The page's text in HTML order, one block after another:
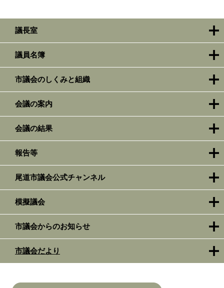
議長室
議員名簿
市議会のしくみと組織
会議の案内
会議の結果
報告等
尾道市議会公式チャンネル
模擬議会
市議会からのお知らせ
市議会だより